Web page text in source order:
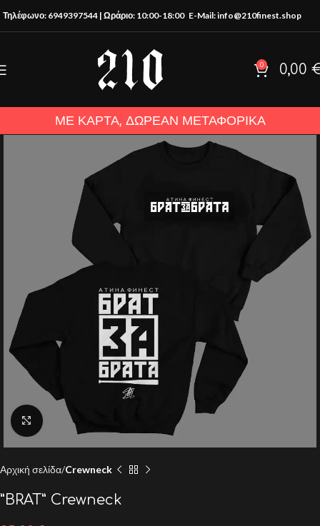
Τηλέφωνο: 6949397544 | Ωράριο: 10:00-18:00 E-Mail: info@210finest.shop
0 0,00
ΜΕ ΚΑΡΤΑ, ΔΩΡΕΑΝ ΜΕΤΑΦΟΡΙΚΑ
Click to enlarge
Αρχική σελίδα Crewneck
”BRAT” Crewneck